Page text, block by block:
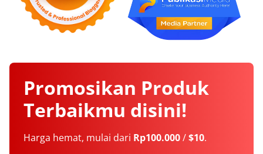
Promosikan Produk
Terbaikmu disini!
Harga hemat, mulai dari Rp100.000/$10.